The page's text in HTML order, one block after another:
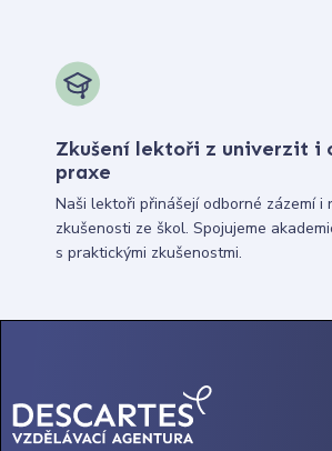
Zkušení lektoři z univerzit i
praxe
Naši lektoři přinášejí odborné zázemí i
zkušenosti ze škol. Spojujeme
s praktickými zkušenostmi.